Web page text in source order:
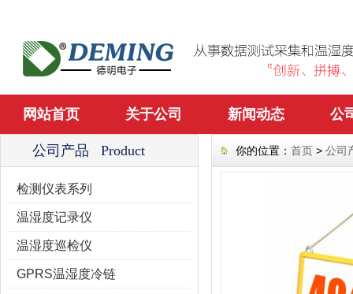
网站首页 关于公司 新闻动态 公
公司产品 Product
检测仪表系列
温湿度记录仪
温湿度巡检仪
GPRS温湿度冷链
你的位置： 首页 > 公司